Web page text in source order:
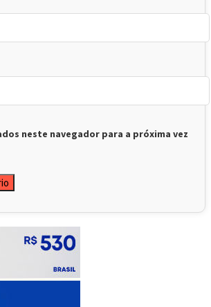
neste navegador para a próxima vez